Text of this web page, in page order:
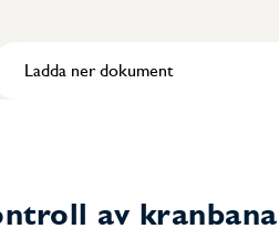
Ladda ner dokument
av kranbana